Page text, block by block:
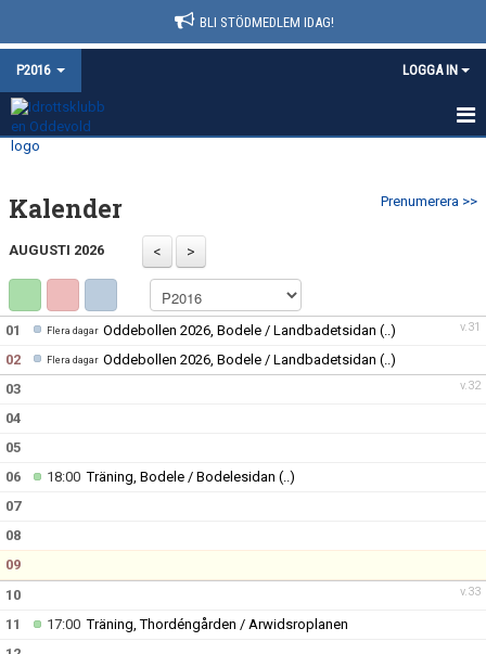
BLI STÖDMEDLEM IDAG!
P2016 LOGGA IN
HEM
NYHETER
KALENDER
BILDGALLERI
KONTAKT
Prenumerera >>
Kalender
AUGUSTI 2026
v.31
01 Flera dagar Oddebollen 2026, Bodele / Landbadetsidan (..)
02
Flera dagar Oddebollen 2026, Bodele / Landbadetsidan (..)
v.32
03
04
05
06
18:00Träning, Bodele / Bodelesidan (..)
07
08
09
v.33
10
11
17:00Träning, Thordéngården / Arwidsroplanen